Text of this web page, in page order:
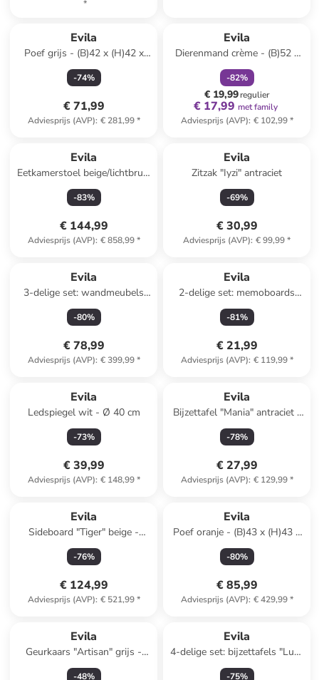
*
Evila
Poef grijs - (B)42 x (H)42 x
(D)42 cm
-74%
€ 71,99
Adviesprijs (AVP): € 281,99*
Evila
Dierenmand crème - (B)52 x
(H)70 x (D)60 cm
-82%
€ 19,99regulier
€ 17,99 met family
Adviesprijs (AVP): € 102,99*
Evila
Eetkamerstoel beige/lichtbruin
- (B)58 x (H)76 x (D)49 cm
-83%
€ 144,99
Adviesprijs (AVP): € 858,99*
Evila
Zitzak "Iyzi" antraciet
-69%
€ 30,99
Adviesprijs (AVP): € 99,99*
Evila
3-delige set: wandmeubels
bruin - (B)13 x (H)60 x (D)11
cm
-80%
€ 78,99
Adviesprijs (AVP): € 399,99*
Evila
2-delige set: memoboards
zwart - (B)60 x (H)60 x (D)3
cm
-81%
€ 21,99
Adviesprijs (AVP): € 119,99*
Evila
Ledspiegel wit - Ø 40 cm
-73%
€ 39,99
Adviesprijs (AVP): € 148,99*
Evila
Bijzettafel "Mania" antraciet -
(B)60 x (H)60 x (D)20 cm
-78%
€ 27,99
Adviesprijs (AVP): € 129,99*
Evila
Sideboard "Tiger" beige -
(B)120 x (H)73,6 x (D)29,6 cm
-76%
€ 124,99
Adviesprijs (AVP): € 521,99*
Evila
Poef oranje - (B)43 x (H)43 x
(D)43 cm
-80%
€ 85,99
Adviesprijs (AVP): € 429,99*
Evila
Geurkaars "Artisan" grijs -
175 ml
-48%
Evila
4-delige set: bijzettafels "Luci"
wit/bruin
-75%